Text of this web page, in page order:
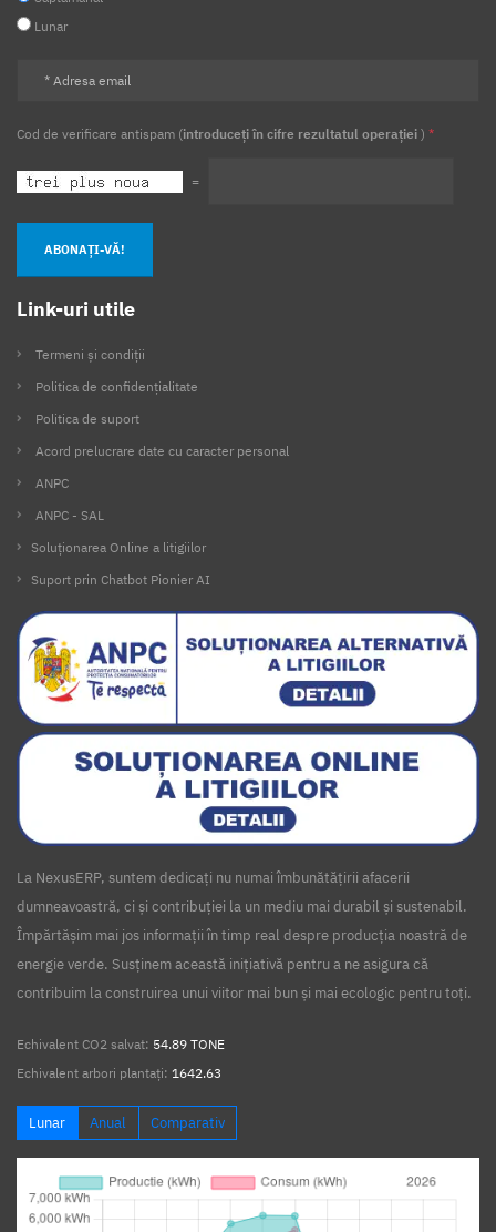
Lunar
Cod de verificare antispam (introduceți în cifre rezultatul operației ) *
=
ABONAȚI-VĂ!
Link-uri utile
Termeni și condiții
Politica de confidențialitate
Politica de suport
Acord prelucrare date cu caracter personal
ANPC
ANPC - SAL
Soluționarea Online a litigiilor
Suport prin Chatbot Pionier AI
La NexusERP, suntem dedicați nu numai îmbunătățirii afacerii
dumneavoastră, ci și contribuției la un mediu mai durabil și sustenabil.
Împărtășim mai jos informații în timp real despre producția noastră de
energie verde. Susținem această inițiativă pentru a ne asigura că
contribuim la construirea unui viitor mai bun și mai ecologic pentru toți.
Echivalent CO2 salvat: 54.89 TONE
Echivalent arbori plantați: 1642.63
Lunar Anual Comparativ